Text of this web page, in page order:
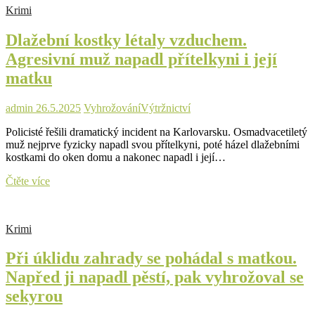
Krimi
Dlažební kostky létaly vzduchem.
Agresivní muž napadl přítelkyni i její
matku
admin 26.5.2025 VyhrožováníVýtržnictví
Policisté řešili dramatický incident na Karlovarsku. Osmadvacetiletý
muž nejprve fyzicky napadl svou přítelkyni, poté házel dlažebními
kostkami do oken domu a nakonec napadl i její…
Čtěte víceDlažební
napadl
přítelkyni
i
její
matku
Krimi
Při úklidu zahrady se pohádal s matkou.
Napřed ji napadl pěstí, pak vyhrožoval se
sekyrou